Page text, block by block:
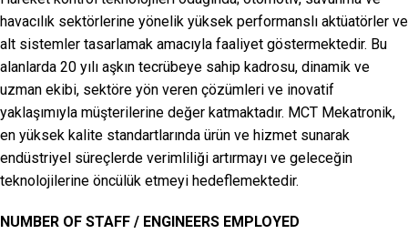
havacılık sektörlerine yönelik yüksek performanslı aktüatörler ve
alt sistemler tasarlamak amacıyla faaliyet göstermektedir. Bu
alanlarda 20 yılı aşkın tecrübeye sahip kadrosu, dinamik ve
uzman ekibi, sektöre yön veren çözümleri ve inovatif
yaklaşımıyla müşterilerine değer katmaktadır. MCT Mekatronik,
en yüksek kalite standartlarında ürün ve hizmet sunarak
endüstriyel süreçlerde verimliliği artırmayı ve geleceğin
teknolojilerine öncülük etmeyi hedeflemektedir.
NUMBER OF STAFF / ENGINEERS EMPLOYED